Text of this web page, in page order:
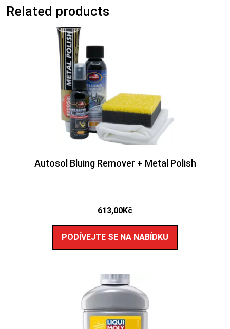
Related products
Autosol Bluing Remover + Metal Polish
613,00Kč
PODÍVEJTE SE NA NABÍDKU